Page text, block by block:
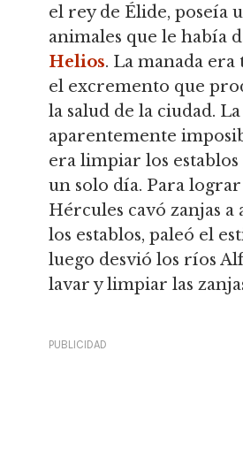
el rey de Élide, poseía
animales que le había
Helios. La manada era
el excremento que
la salud de la ciudad.
aparentemente
era limpiar los establos
un solo día. Para lograr
Hércules cavó zanjas a
los establos, paleó el
luego desvió los ríos
lavar y limpiar las
PUBLICIDAD